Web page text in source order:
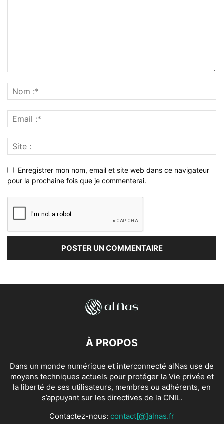
Enregistrer mon nom, email et site web dans ce navigateur
pour la prochaine fois que je commenterai.
À PROPOS
Dans un monde numérique et interconnecté alNas use de
moyens techniques actuels pour protéger la Vie privée et
la liberté de ses utilisateurs, membres ou adhérents, en
s’appuyant sur les directives de la CNIL.
Contactez-nous: contact[@]alnas.fr